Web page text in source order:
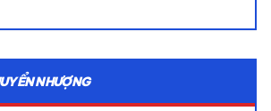
NHƯỢNG